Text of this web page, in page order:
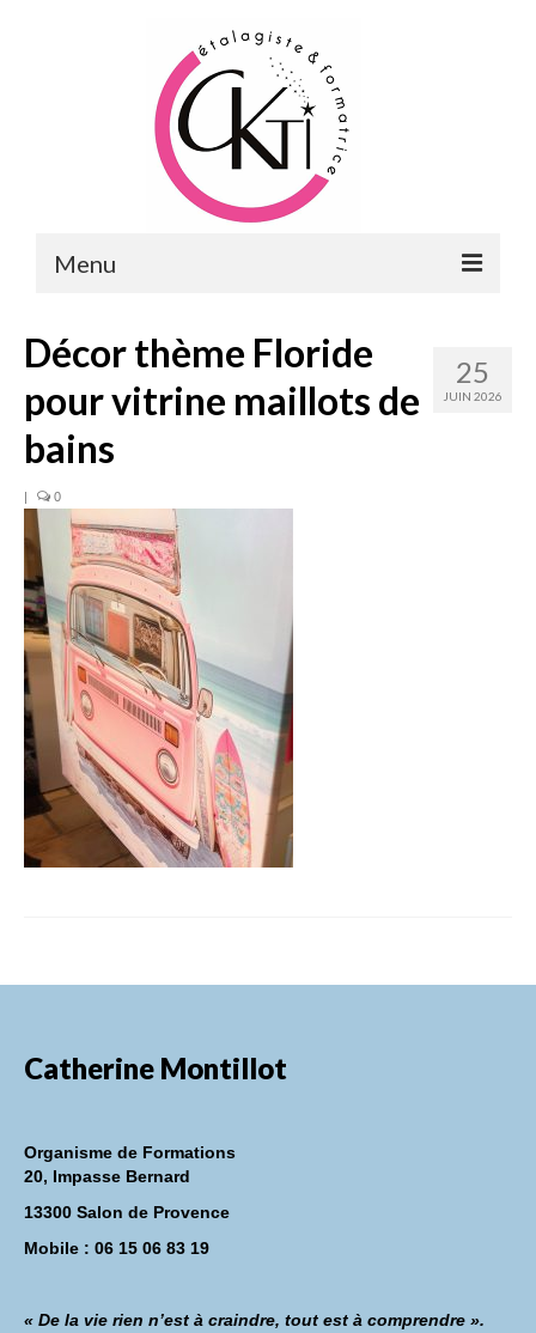
Menu
FORMATIONS RH
FORMATIONS DE FORMATEURS
CONSEILS & PRESTATIONS
REALISATIONS
CONTACT
25
JUIN 2026
Décor thème Floride
pour vitrine maillots de
bains
| 0
Catherine Montillot
Organisme de Formations
20, Impasse Bernard
13300 Salon de Provence
Mobile : 06 15 06 83 19
« De la vie rien n’est à craindre, tout est à comprendre ».